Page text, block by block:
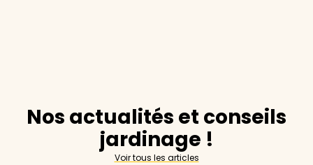
Nos actualités et conseils
jardinage !
Voir tous les articles